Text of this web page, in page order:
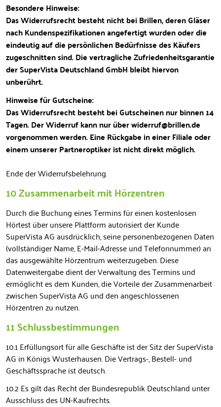
Besondere Hinweise:
Das Widerrufsrecht besteht nicht bei Brillen, deren Gläser
nach Kundenspezifikationen angefertigt wurden oder die
eindeutig auf die persönlichen Bedürfnisse des Käufers
zugeschnitten sind. Die vertragliche Zufriedenheitsgarantie
der SuperVista Deutschland GmbH bleibt hiervon
unberührt.
Hinweise für Gutscheine:
Das Widerrufsrecht besteht bei Gutscheinen nur binnen 14
Tagen. Der Widerruf kann nur über widerruf@brillen.de
vorgenommen werden. Eine Rückgabe in einer Filiale oder
einem unserer Partneroptiker ist nicht direkt möglich.
Ende der Widerrufsbelehrung.
10 Zusammenarbeit mit Hörzentren
Durch die Buchung eines Termins für einen kostenlosen
Hörtest über unsere Plattform autorisiert der Kunde
SuperVista AG ausdrücklich, seine personenbezogenen Daten
(vollständiger Name, E-Mail-Adresse und Telefonnummer) an
das ausgewählte Hörzentrum weiterzugeben. Diese
Datenweitergabe dient der Verwaltung des Termins und
ermöglicht es dem Kunden, die Vorteile der Zusammenarbeit
zwischen SuperVista AG und den angeschlossenen
Hörzentren zu nutzen.
11 Schlussbestimmungen
10.1 Erfüllungsort für alle Geschäfte ist der Sitz der SuperVista
AG in Königs Wusterhausen. Die Vertrags-, Bestell- und
Geschäftssprache ist deutsch.
10.2 Es gilt das Recht der Bundesrepublik Deutschland unter
Ausschluss des UN-Kaufrechts.